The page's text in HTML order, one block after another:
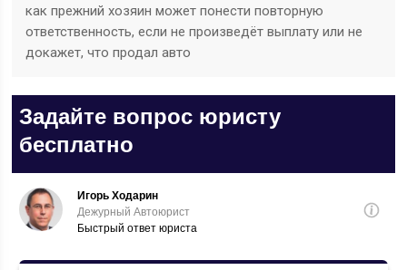
как прежний хозяин может понести повторную
ответственность, если не произведёт выплату или не
докажет, что продал авто